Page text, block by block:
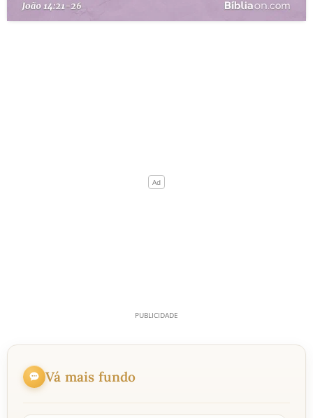
Vá mais fundo